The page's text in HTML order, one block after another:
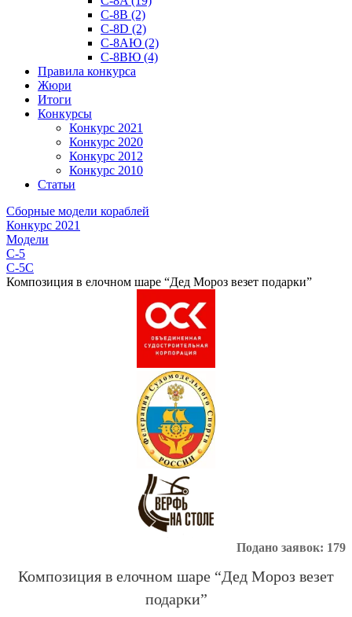
C-8B (2)
C-8D (2)
C-8AЮ (2)
C-8BЮ (4)
Правила конкурса
Жюри
Итоги
Конкурсы
Конкурс 2021
Конкурс 2020
Конкурс 2012
Конкурс 2010
Статьи
Сборные модели кораблей
Конкурс 2021
Модели
C-5
C-5C
Композиция в елочном шаре “Дед Мороз везет подарки”
Подано заявок: 179
Композиция в елочном шаре “Дед Мороз везет
подарки”